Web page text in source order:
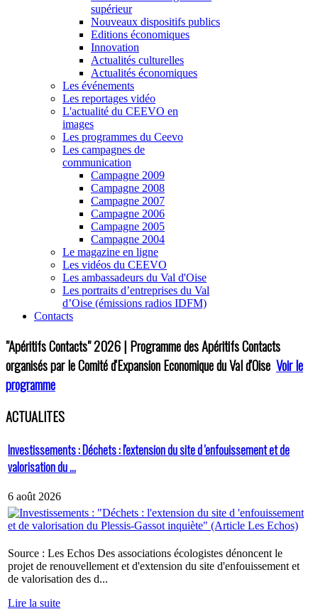
supérieur
Nouveaux dispositifs publics
Editions économiques
Innovation
Actualités culturelles
Actualités économiques
Les événements
Les reportages vidéo
L'actualité du CEEVO en
images
Les programmes du Ceevo
Les campagnes de
communication
Campagne 2009
Campagne 2008
Campagne 2007
Campagne 2006
Campagne 2005
Campagne 2004
Le magazine en ligne
Les vidéos du CEEVO
Les ambassadeurs du Val d'Oise
Les portraits d’entreprises du Val
d’Oise (émissions radios IDFM)
Contacts
"Apéritifs Contacts"2026 | Programme des Apéritifs Contacts
organisés par le Comité d'Expansion Economique du Val d'Oise Voir le
programme
ACTUALITES
Investissements : Déchets : l'extension du site d 'enfouissement et de
valorisation du ...
6 août 2026
Source : Les Echos Des associations écologistes dénoncent le
projet de renouvellement et d'extension du site d'enfouissement et
de valorisation des d...
Lire la suite